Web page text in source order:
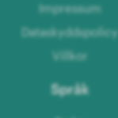
Impressum
Dataskyddspolicy
Villkor
Språk